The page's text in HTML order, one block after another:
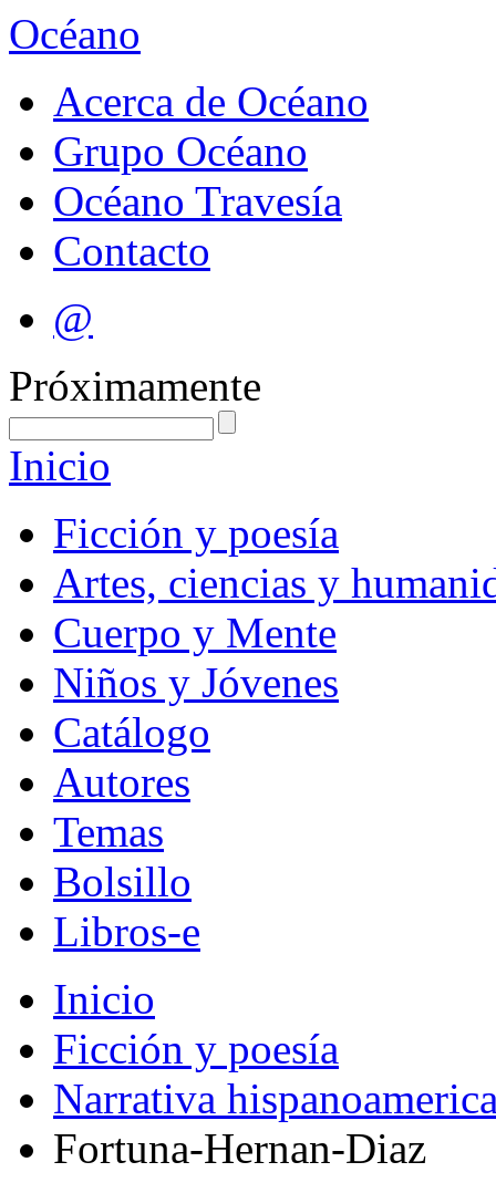
Océano
Acerca de Océano
Grupo Océano
Océano Travesía
Contacto
@
Próximamente
Inicio
Ficción y poesía
Artes, ciencias y
Cuerpo y Mente
Niños y Jóvenes
Catálogo
Autores
Temas
Bolsillo
Libros-e
Inicio
Ficción y poesía
Narrativa
Fortuna-Hernan-Diaz